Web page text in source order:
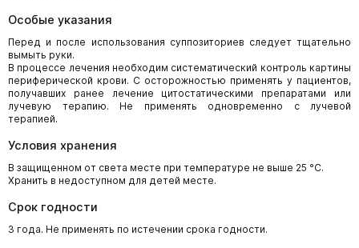
Особые указания
Перед и после использования суппозиториев следует тщательно
вымыть руки.
В процессе лечения необходим систематический контроль картины
периферической крови. С осторожностью применять у пациентов,
получавших ранее лечение цитостатическими препаратами или
лучевую терапию. Не применять одновременно с лучевой
терапией.
Условия хранения
В защищенном от света месте при температуре не выше 25 °С.
Хранить в недоступном для детей месте.
Срок годности
3 года. Не применять по истечении срока годности.